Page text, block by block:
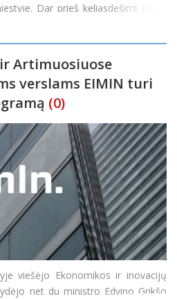
Dar prieš keliasdešimt metų
kaip specifinė transporto priemonė,
Artimuosiuose
verslams EIMIN turi
(0)
viešėjo Ekonomikos ir inovacijų
net du ministro Edvino Grikšo